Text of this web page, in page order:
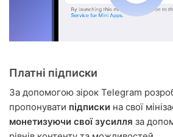
Платні підписки
За допомогою зірок Telegram
пропонувати підписки на свої
монетизуючи свої зусилля за